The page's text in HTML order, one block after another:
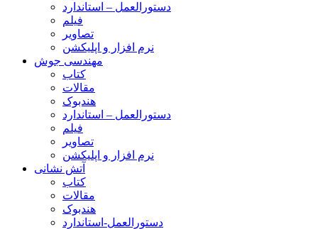
دستورالعمل – استاندارد
فیلم
تصاویر
نرم افزار و اپلیکشن
مهندسی جوش
کتاب
مقالات
هندبوک
دستورالعمل – استاندارد
فیلم
تصاویر
نرم افزار و اپلیکشن
آتش نشانی
کتاب
مقالات
هندبوک
دستورالعمل-استاندارد